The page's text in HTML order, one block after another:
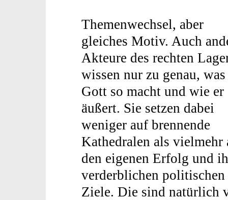
Themenwechsel, aber
gleiches Motiv. Auch
Akteure des rechten
wissen nur zu genau, was
Gott so macht und wie er
äußert. Sie setzen dabei
weniger auf brennende
Kathedralen als vielmehr
den eigenen Erfolg und
verderblichen politischen
Ziele. Die sind natürlich